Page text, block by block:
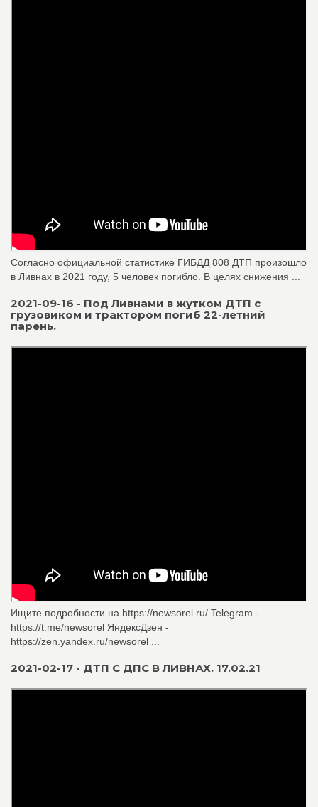
Согласно официальной статистике ГИБДД 808 ДТП произошло
в Ливнах в 2021 году, 5 человек погибло. В целях снижения ...
2021-09-16 - Под Ливнами в жутком ДТП с
грузовиком и трактором погиб 22-летний
парень.
Ищите подробности на https://newsorel.ru/ Telegram -
https://t.me/newsorel ЯндексДзен -
https://zen.yandex.ru/newsorel ...
2021-02-17 - ДТП С ДПС В ЛИВНАХ. 17.02.21